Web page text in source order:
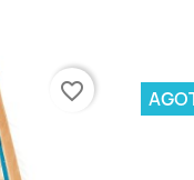
favorite_border